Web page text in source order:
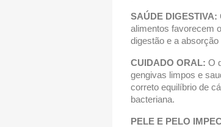
SAÚDE DIGESTIVA:
alimentos favorecem
digestão e a
CUIDADO ORAL: O
gengivas limpos e
correto equilíbrio de
bacteriana.
PELE E PELO